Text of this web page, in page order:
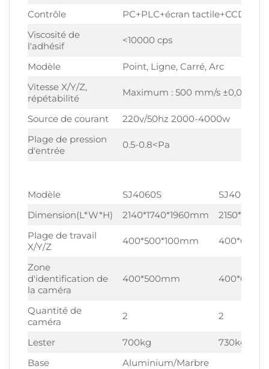
Contrôle
PC+PLC+écran tactile+CCD
Viscosité de
l'adhésif
<10000 cps
Modèle
Point, Ligne, Carré, Arc
Vitesse X/Y/Z,
répétabilité
Maximum : 500 mm/s ±0,01 mm
Source de courant
220v/50hz 2000-4000w
Plage de pression
d'entrée
0.5-0.8<Pa
Modèle SJ4060S
SJ4060HA
Dimension(L*W*H)
2140*1740*1960mm
Plage de travail
X/Y/Z
400*500*100mm
Zone
d'identification de
la caméra
400*500mm
Quantité de
caméra
2 2
Lester 700kg
730kg
Base
Aluminium/Marbre